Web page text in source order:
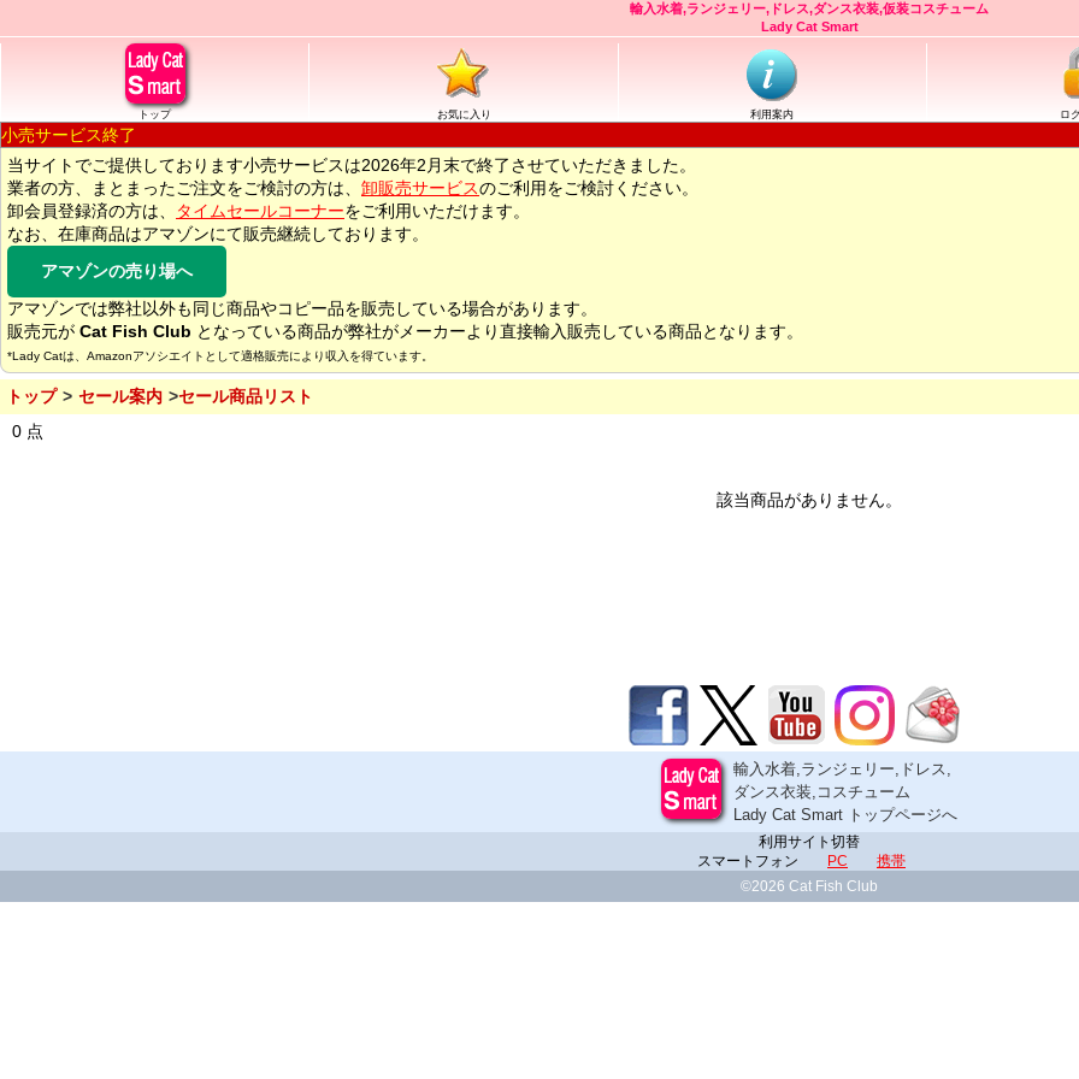
輸入水着,ランジェリー,ドレス,ダンス衣装,仮装コスチューム
Lady Cat Smart
トップ お気に入り 利用案内 ロ
小売サービス終了
当サイトでご提供しております小売サービスは2026年2月末で終了させていただきました。
業者の方、まとまったご注文をご検討の方は、 卸販売サービスのご利用をご検討ください。
卸会員登録済の方は、
タイムセールコーナーをご利用いただけます。
なお、在庫商品はアマゾンにて販売継続しております。
アマゾンの売り場へ
アマゾンでは弊社以外も同じ商品やコピー品を販売している場合があります。
販売元が Cat Fish Club となっている商品が弊社がメーカーより直接輸入販売している商品となります。
*Lady Catは、Amazonアソシエイトとして適格販売により収入を得ています。
トップ セール案内
セール商品リスト
0 点
該当商品がありません。
輸入水着,ランジェリー,ドレス,
ダンス衣装,コスチューム
Lady Cat Smart トップページへ
利用サイト切替
スマートフォン
PC
携帯
©2026 Cat Fish Club